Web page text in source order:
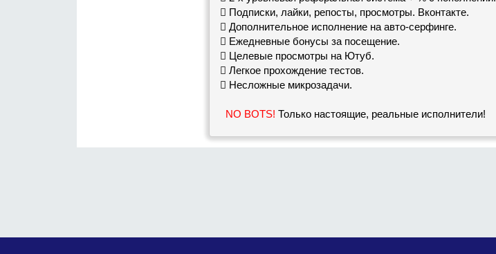
Подписки, лайки, репосты, просмотры. Вконтакте.
Дополнительное исполнение на авто-серфинге.
Ежедневные бонусы за посещение.
Целевые просмотры на Ютуб.
Легкое прохождение тестов.
Несложные микрозадачи.
NO BOTS! Только настоящие, реальные исполнители!